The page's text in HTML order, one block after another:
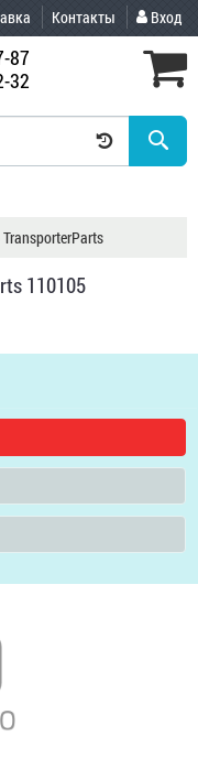
Контакты Вход
87
32
110105